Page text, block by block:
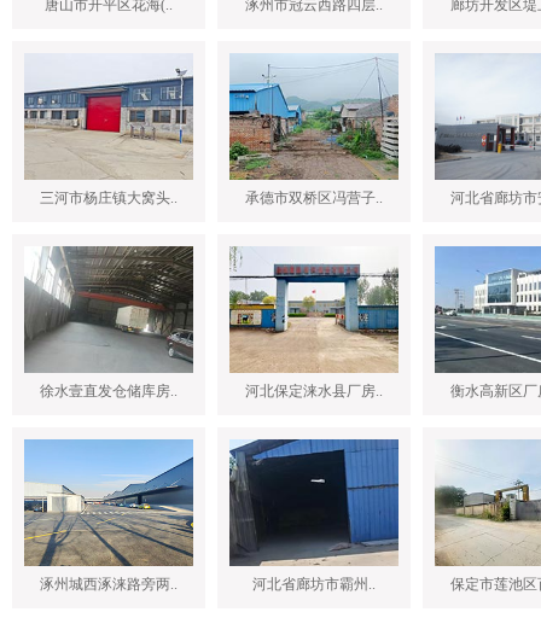
唐山市开平区花海(.. 涿州市冠云西路四层.. 廊坊开发区堤
三河市杨庄镇大窝头.. 承德市双桥区冯营子.. 河北省廊坊市
徐水壹直发仓储库房.. 河北保定涞水县厂房.. 衡水高新区厂
涿州城西涿涞路旁两.. 河北省廊坊市霸州.. 保定市莲池区